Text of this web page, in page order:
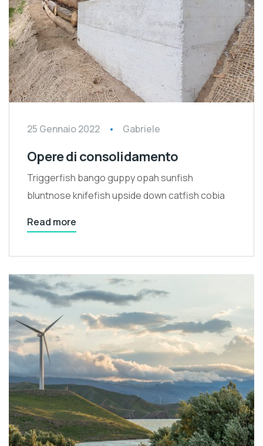
25 Gennaio 2022 Gabriele
Opere di consolidamento
Triggerfish bango guppy opah sunfish
bluntnose knifefish upside down catfish cobia
Read more